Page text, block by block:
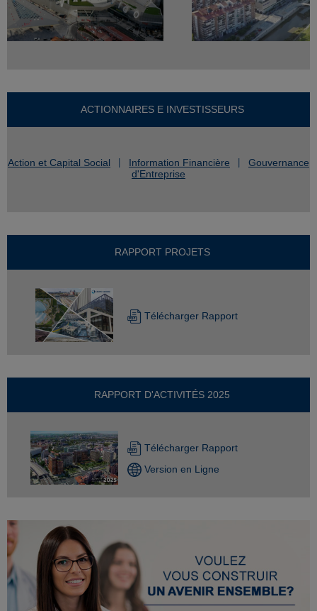
ACTIONNAIRES E INVESTISSEURS
Action et Capital Social Information Financière
Gouvernance
d'Entreprise
RAPPORT PROJETS
Télécharger Rapport
RAPPORT D'ACTIVITÉS 2025
Télécharger Rapport
Version en Ligne